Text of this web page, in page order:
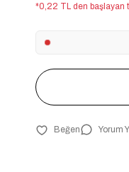
*0,22 TL den başlayan
Yorum